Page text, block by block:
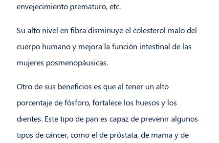
envejecimiento prematuro, etc.
Su alto nivel en fibra disminuye el colesterol malo del
cuerpo humano y mejora la función intestinal de las
mujeres posmenopáusicas.
Otro de sus beneficios es que al tener un alto
porcentaje de fósforo, fortalece los huesos y los
dientes. Este tipo de pan es capaz de prevenir algunos
tipos de cáncer, como el de próstata, de mama y de